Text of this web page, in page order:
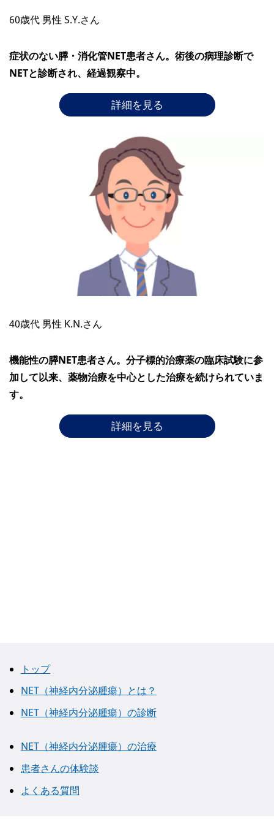
60歳代 男性 S.Y.さん
症状のない膵・消化管NET患者さん。術後の病理診断で
NETと診断され、経過観察中。
詳細を見る
40歳代 男性 K.N.さん
機能性の膵NET患者さん。分子標的治療薬の臨床試験に参
加して以来、薬物治療を中心とした治療を続けられていま
す。
詳細を見る
トップ
NET（神経内分泌腫瘍）とは？
NET（神経内分泌腫瘍）の診断
NET（神経内分泌腫瘍）の治療
患者さんの体験談
よくある質問